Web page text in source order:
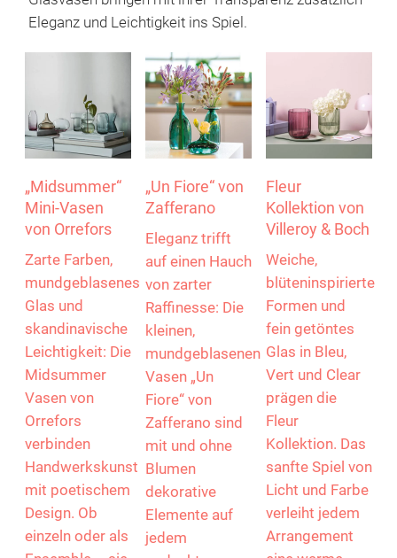
Glasvasen bringen mit ihrer Transparenz zusätzlich
Eleganz und Leichtigkeit ins Spiel.
„Midsummer“
Mini-Vasen
von Orrefors
Zarte Farben,
mundgeblasenes
Glas und
skandinavische
Leichtigkeit: Die
Midsummer
Vasen von
Orrefors
verbinden
Handwerkskunst
mit poetischem
Design. Ob
einzeln oder als
„Un Fiore“ von
Zafferano
Eleganz trifft
auf einen Hauch
von zarter
Raffinesse: Die
kleinen,
mundgeblasenen
Vasen „Un
Fiore“ von
Zafferano sind
mit und ohne
Blumen
dekorative
Elemente auf
jedem
Fleur
Kollektion von
Villeroy & Boch
Weiche,
blüteninspirierte
Formen und
fein getöntes
Glas in Bleu,
Vert und Clear
prägen die
Fleur
Kollektion. Das
sanfte Spiel von
Licht und Farbe
verleiht jedem
Arrangement